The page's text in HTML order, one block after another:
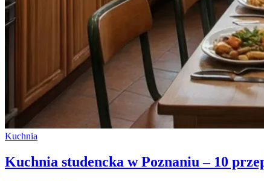
Kuchnia
Kuchnia studencka w Poznaniu – 10